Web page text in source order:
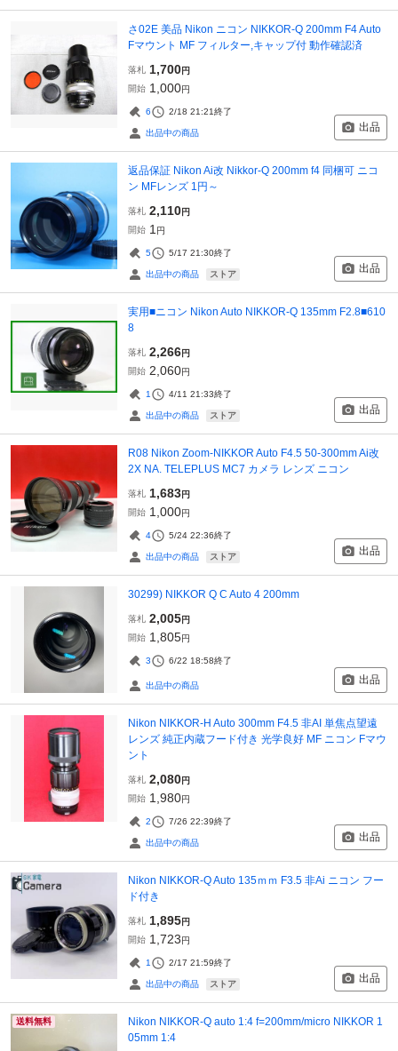
さ02E 美品 Nikon ニコン NIKKOR-Q 200mm F4 Auto
Fマウント MF フィルター,キャップ付 動作確認済
落札 1,700円
開始 1,000円
6 2/18 21:21終了
出品中の商品 出品
返品保証 Nikon Ai改 Nikkor-Q 200mm f4 同梱可 ニコ
ン MFレンズ 1円～
落札 2,110円
開始 1 円
5 5/17 21:30終了
出品中の商品 ストア 出品
実用■ニコン Nikon Auto NIKKOR-Q 135mm F2.8■610
8
落札 2,266円
開始 2,060円
1 4/11 21:33終了
出品中の商品 ストア 出品
R08 Nikon Zoom-NIKKOR Auto F4.5 50-300mm Ai改
2X NA. TELEPLUS MC7 カメラ レンズ ニコン
落札 1,683円
開始 1,000円
4 5/24 22:36終了
出品中の商品 ストア 出品
30299) NIKKOR Q C Auto 4 200mm
落札 2,005円
開始 1,805円
3 6/22 18:58終了
出品中の商品 出品
Nikon NIKKOR-H Auto 300mm F4.5 非AI 単焦点望遠
レンズ 純正内蔵フード付き 光学良好 MF ニコン Fマウ
ント
落札 2,080円
開始 1,980円
2 7/26 22:39終了
出品中の商品 出品
Nikon NIKKOR-Q Auto 135ｍｍ F3.5 非Ai ニコン フー
ド付き
落札 1,895円
開始 1,723円
1 2/17 21:59終了
出品中の商品 ストア 出品
送料無料
Nikon NIKKOR-Q auto 1:4 f=200mm/micro NIKKOR 1
05mm 1:4